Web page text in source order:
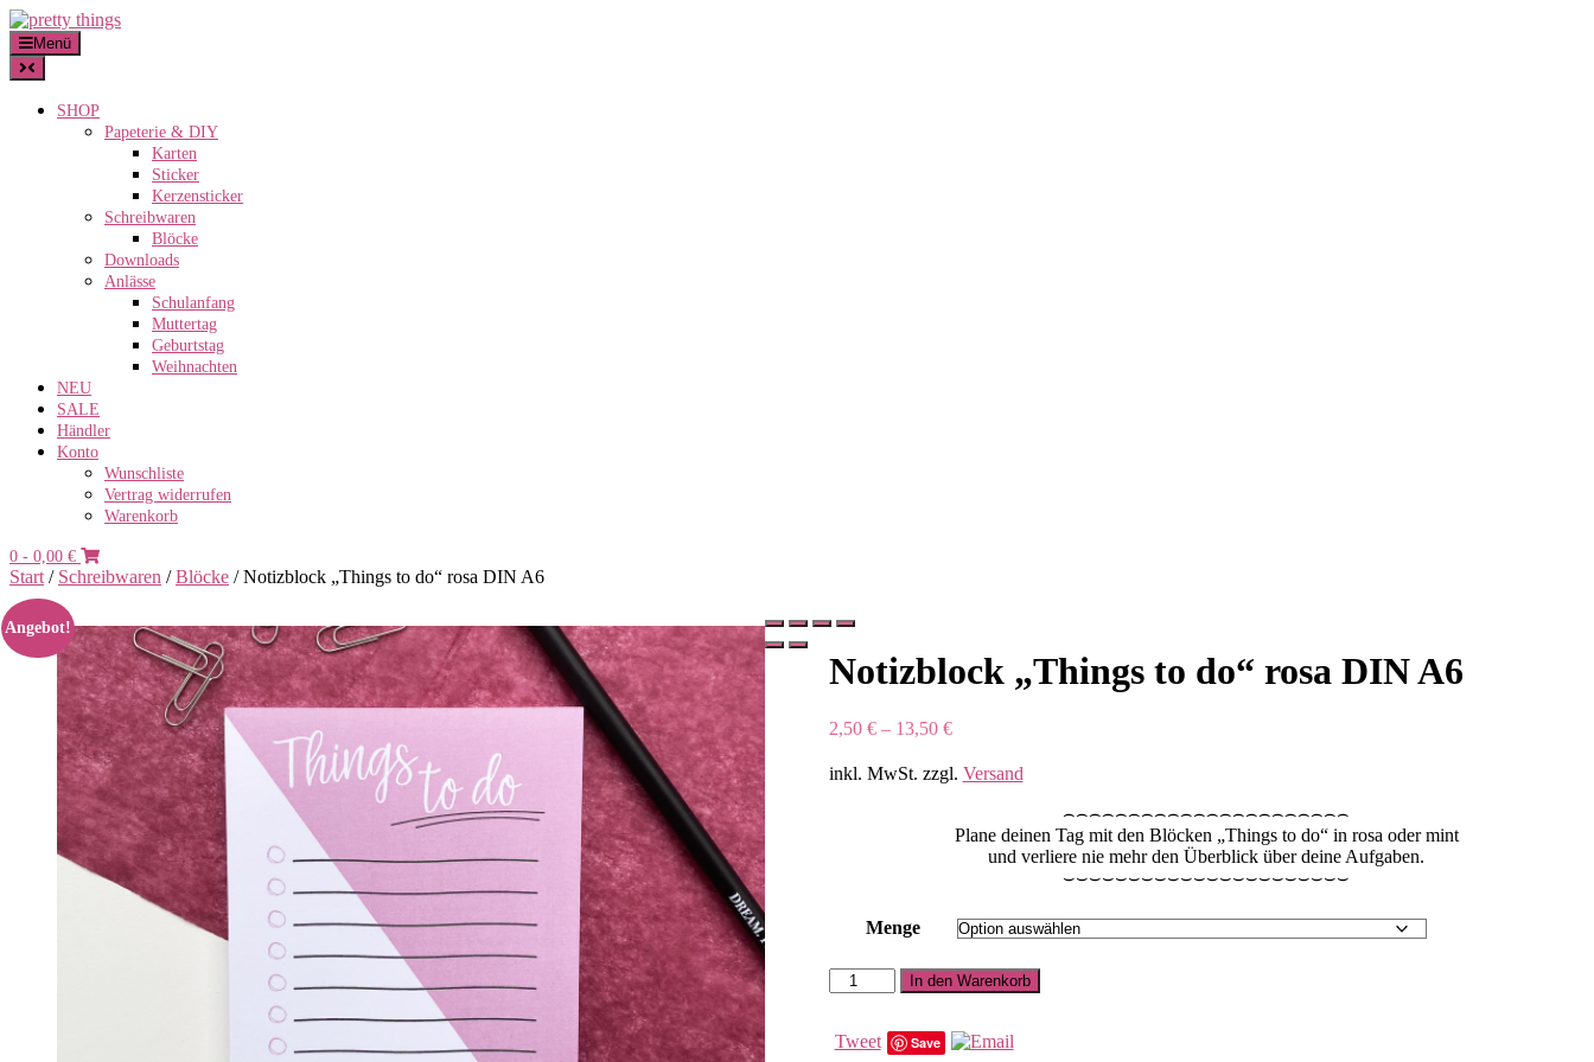
Skip
to
content
Menü
SHOP
Papeterie & DIY
Karten
Sticker
Kerzensticker
Schreibwaren
Blöcke
Downloads
Anlässe
Schulanfang
Muttertag
Geburtstag
Weihnachten
NEU
SALE
Händler
Konto
Wunschliste
Vertrag widerrufen
Warenkorb
0 - 0,00 €
Start / Schreibwaren /Blöcke / Notizblock „Things to do“ rosa DIN A6
Angebot!
Notizblock „Things to do“ rosa DIN A6
2,50 €– 13,50 €
inkl. MwSt. zzgl. Versand
⌢⌢⌢⌢⌢⌢⌢⌢⌢⌢⌢⌢⌢⌢⌢⌢⌢⌢⌢⌢⌢⌢
Plane deinen Tag mit den Blöcken „Things to do“ in rosa oder mint
und verliere nie mehr den Überblick über deine Aufgaben.
⌣⌣⌣⌣⌣⌣⌣⌣⌣⌣⌣⌣⌣⌣⌣⌣⌣⌣⌣⌣⌣⌣
Menge
Notizblock
"Things
do"
In den Warenkorb
Tweet Save